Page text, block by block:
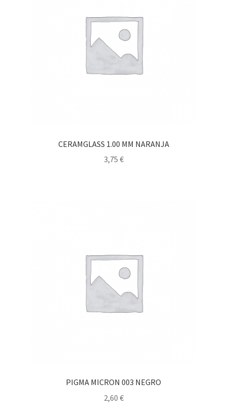
CERAMGLASS 1.00 MM NARANJA
3,75 €
PIGMA MICRON 003 NEGRO
2,60 €